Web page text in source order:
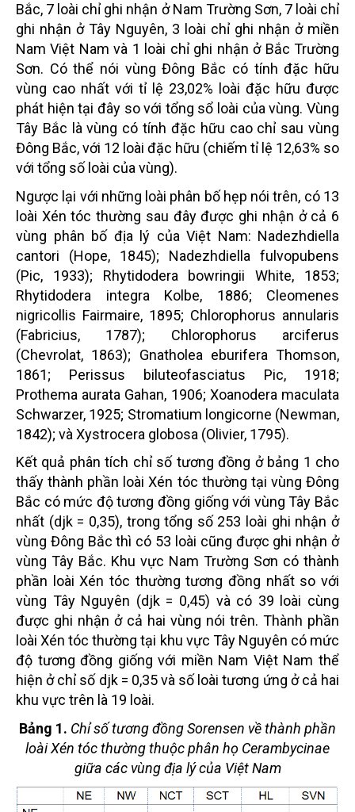
Bắc, 7 loài chỉ ghi nhận ở Nam Trường Sơn, 7 loài chỉ
ghi nhận ở Tây Nguyên, 3 loài chỉ ghi nhận ở miền
Nam Việt Nam và 1 loài chỉ ghi nhận ở Bắc Trường
Sơn. Có thể nói vùng Đông Bắc có tính đặc hữu
vùng cao nhất với tỉ lệ 23,02% loài đặc hữu được
phát hiện tại đây so với tổng sổ loài của vùng. Vùng
Tây Bắc là vùng có tính đặc hữu cao chỉ sau vùng
Đông Bắc, với 12 loài đặc hữu (chiếm tỉ lệ 12,63% so
với tổng số loài của vùng).
Ngược lại với những loài phân bố hẹp nói trên, có 13
loài Xén tóc thường sau đây được ghi nhận ở cả 6
vùng phân bố địa lý của Việt Nam: Nadezhdiella
cantori (Hope, 1845); Nadezhdiella fulvopubens
(Pic, 1933); Rhytidodera bowringii White, 1853;
Rhytidodera integra Kolbe, 1886; Cleomenes
nigricollis Fairmaire, 1895; Chlorophorus annularis
(Fabricius, 1787); Chlorophorus arciferus
(Chevrolat, 1863); Gnatholea eburifera Thomson,
1861; Perissus biluteofasciatus Pic, 1918;
Prothema aurata Gahan, 1906; Xoanodera maculata
Schwarzer, 1925; Stromatium longicorne (Newman,
1842); và Xystrocera globosa (Olivier, 1795).
Kết quả phân tích chỉ số tương đồng ở bảng 1 cho
thấy thành phần loài Xén tóc thường tại vùng Đông
Bắc có mức độ tương đồng giống với vùng Tây Bắc
nhất (djk = 0,35), trong tổng số 253 loài ghi nhận ở
vùng Đông Bắc thì có 53 loài cũng được ghi nhận ở
vùng Tây Bắc. Khu vực Nam Trường Sơn có thành
phần loài Xén tóc thường tương đồng nhất so với
vùng Tây Nguyên (djk = 0,45) và có 39 loài cùng
được ghi nhận ở cả hai vùng nói trên. Thành phần
loài Xén tóc thường tại khu vực Tây Nguyên có mức
độ tương đồng giống với miền Nam Việt Nam thể
hiện ở chỉ số djk = 0,35 và số loài tương ứng ở cả hai
khu vực trên là 19 loài.
Bảng 1. Chỉ số tương đồng Sorensen về thành phần
loài Xén tóc thường thuộc phân họ Cerambycinae
giữa các vùng địa lý của Việt Nam